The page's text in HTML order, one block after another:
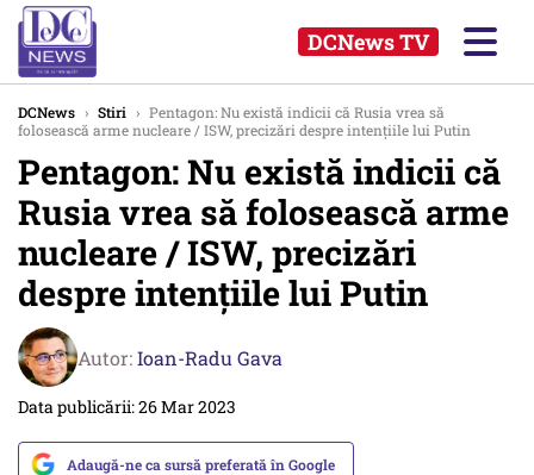
DCNews TV
DCNews › Stiri › Pentagon: Nu există indicii că Rusia vrea să
folosească arme nucleare / ISW, precizări despre intențiile lui Putin
Pentagon: Nu există indicii că
Rusia vrea să folosească arme
nucleare / ISW, precizări
despre intențiile lui Putin
Autor:Ioan-Radu Gava
Data publicării: 26 Mar 2023
Adaugă-ne ca sursă preferată în Google